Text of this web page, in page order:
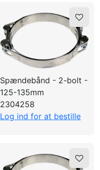
Spændebånd - 2-bolt -
125-135mm
2304258
Log ind for at bestille